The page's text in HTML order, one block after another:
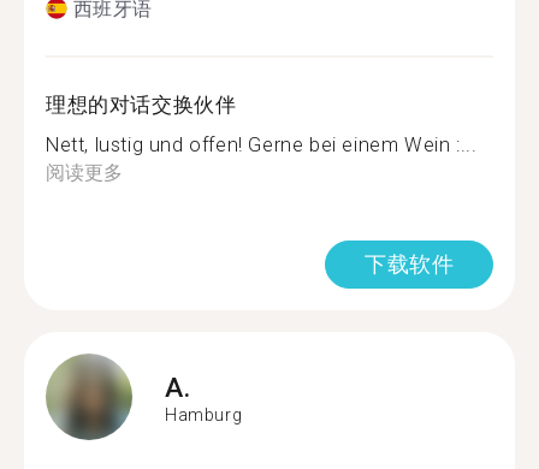
西班牙语
理想的对话交换伙伴
Nett, lustig und offen! Gerne bei einem Wein :...
阅读更多
下载软件
A.
Hamburg